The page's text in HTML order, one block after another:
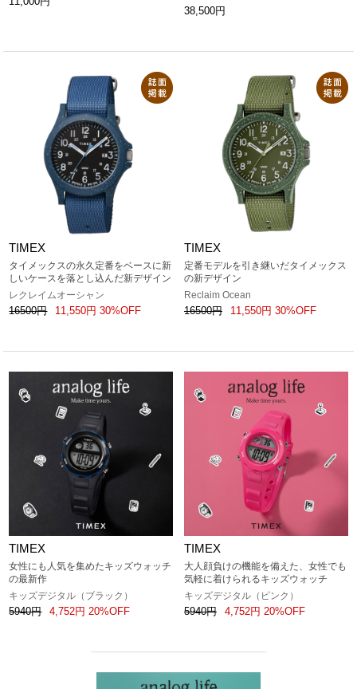
38,500円
TIMEX
タイメックスの永久定番をベースに新
しいケースを落とし込んだ新デザイン
レクレイムオーシャン
16500円 11,550円 30%OFF
TIMEX
定番モデルを引き継いだタイメックス
の新デザイン
Reclaim Ocean
16500円 11,550円 30%OFF
TIMEX
女性にも人気を集めたキッズウォッチ
の最新作
キッズデジタル（ブラック）
5940円 4,752円 20%OFF
TIMEX
大人顔負けの機能を備えた、女性でも
気軽に着けられるキッズウォッチ
キッズデジタル（ピンク）
5940円 4,752円 20%OFF